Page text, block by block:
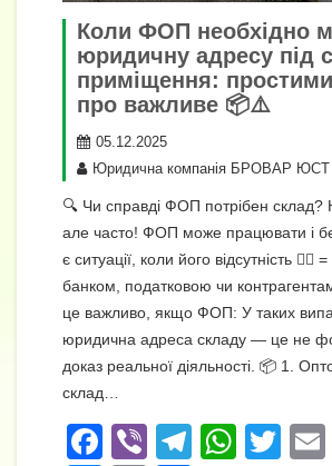
Коли ФОП необхідно
юридичну адресу під
приміщення:
про важливе 📦⚠️
05.12.2025
Юридична компанія БРОВАР ЮСТ
🔍 Чи справді ФОП потрібен склад?
але часто! ФОП може працювати і
є ситуації, коли його відсутність 🤷‍♂️
банком, податковою чи
це важливо, якщо ФОП: У таких
юридична адреса складу — це не
доказ реальної діяльності. 📦 1.
склад…
F
Vi
T
W
T